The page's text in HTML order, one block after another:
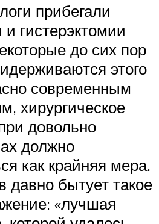
прибегали
гистерэктомии
до сих пор
этого
современным
хирургическое
довольно
должно
как крайняя мера.
давно бытует такое
«лучшая